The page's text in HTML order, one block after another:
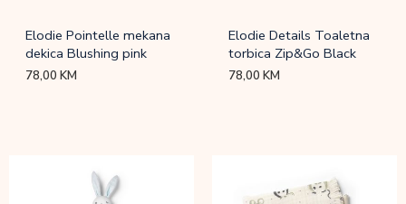
Elodie Pointelle mekana
dekica Blushing pink
78,00KM
Elodie Details Toaletna
torbica Zip&Go Black
78,00KM